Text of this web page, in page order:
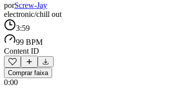
porScrew-Jay
electronic/chill out
3:59
99 BPM
Content ID
Comprar faixa
0:00